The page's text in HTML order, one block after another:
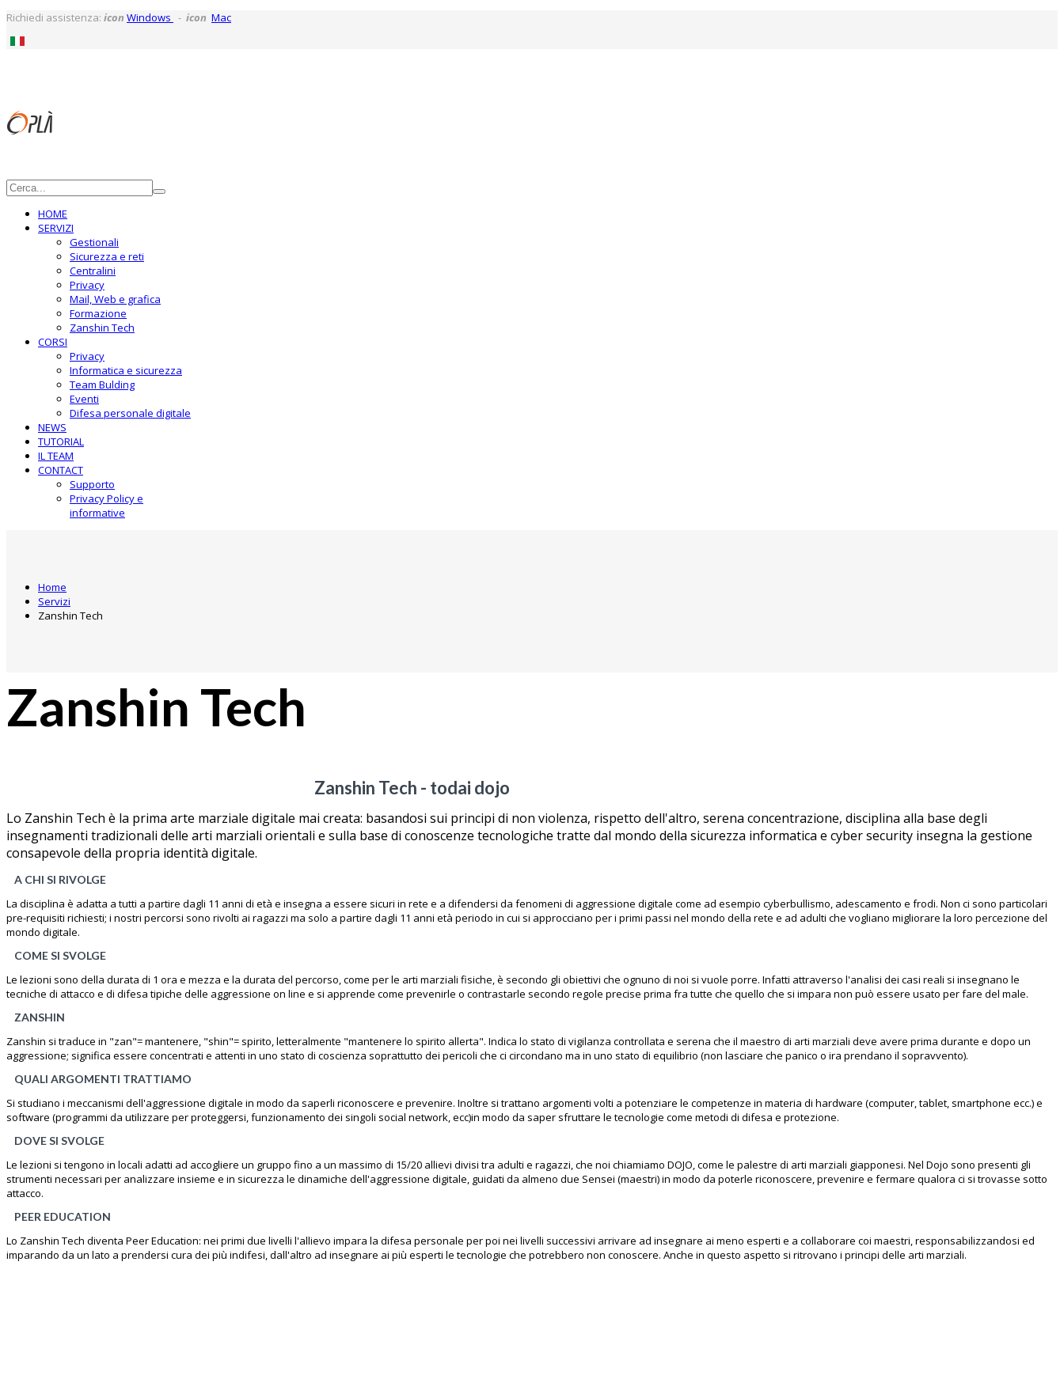
Richiedi assistenza: icon Windows - icon Mac
HOME
SERVIZI
Gestionali
Sicurezza e reti
Centralini
Privacy
Mail, Web e grafica
Formazione
Zanshin Tech
CORSI
Privacy
Informatica e sicurezza
Team Bulding
Eventi
Difesa personale digitale
NEWS
TUTORIAL
IL TEAM
CONTACT
Supporto
Privacy Policy e
informative
Home
Servizi
Zanshin Tech
Zanshin Tech
Zanshin Tech - todai dojo
Lo Zanshin Tech è la prima arte marziale digitale mai creata: basandosi sui principi di non violenza, rispetto dell'altro, serena concentrazione, disciplina alla base degli
insegnamenti tradizionali delle arti marziali orientali e sulla base di conoscenze tecnologiche tratte dal mondo della sicurezza informatica e cyber security insegna la gestione
consapevole della propria identità digitale.
A CHI SI RIVOLGE
La disciplina è adatta a tutti a partire dagli 11 anni di età e insegna a essere sicuri in rete e a difendersi da fenomeni di aggressione digitale come ad esempio cyberbullismo, adescamento e frodi. Non ci sono particolari
pre-requisiti richiesti; i nostri percorsi sono rivolti ai ragazzi ma solo a partire dagli 11 anni età periodo in cui si approcciano per i primi passi nel mondo della rete e ad adulti che vogliano migliorare la loro percezione del
mondo digitale.
COME SI SVOLGE
Le lezioni sono della durata di 1 ora e mezza e la durata del percorso, come per le arti marziali fisiche, è secondo gli obiettivi che ognuno di noi si vuole porre. Infatti attraverso l'analisi dei casi reali si insegnano le
tecniche di attacco e di difesa tipiche delle aggressione on line e si apprende come prevenirle o contrastarle secondo regole precise prima fra tutte che quello che si impara non può essere usato per fare del male.
ZANSHIN
Zanshin si traduce in "zan"= mantenere, "shin"= spirito, letteralmente "mantenere lo spirito allerta". Indica lo stato di vigilanza controllata e serena che il maestro di arti marziali deve avere prima durante e dopo un
aggressione; significa essere concentrati e attenti in uno stato di coscienza soprattutto dei pericoli che ci circondano ma in uno stato di equilibrio (non lasciare che panico o ira prendano il sopravvento).
QUALI ARGOMENTI TRATTIAMO
Si studiano i meccanismi dell'aggressione digitale in modo da saperli riconoscere e prevenire. Inoltre si trattano argomenti volti a potenziare le competenze in materia di hardware (computer, tablet, smartphone ecc.) e
software (programmi da utilizzare per proteggersi, funzionamento dei singoli social network, ecc)in modo da saper sfruttare le tecnologie come metodi di difesa e protezione.
DOVE SI SVOLGE
Le lezioni si tengono in locali adatti ad accogliere un gruppo fino a un massimo di 15/20 allievi divisi tra adulti e ragazzi, che noi chiamiamo DOJO, come le palestre di arti marziali giapponesi. Nel Dojo sono presenti gli
strumenti necessari per analizzare insieme e in sicurezza le dinamiche dell'aggressione digitale, guidati da almeno due Sensei (maestri) in modo da poterle riconoscere, prevenire e fermare qualora ci si trovasse sotto
attacco.
PEER EDUCATION
Lo Zanshin Tech diventa Peer Education: nei primi due livelli l'allievo impara la difesa personale per poi nei livelli successivi arrivare ad insegnare ai meno esperti e a collaborare coi maestri, responsabilizzandosi ed
imparando da un lato a prendersi cura dei più indifesi, dall'altro ad insegnare ai più esperti le tecnologie che potrebbero non conoscere. Anche in questo aspetto si ritrovano i principi delle arti marziali.